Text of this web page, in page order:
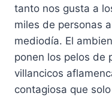
tanto nos gusta a
miles de personas
mediodía. El
ponen los pelos de
villancicos
contagiosa que